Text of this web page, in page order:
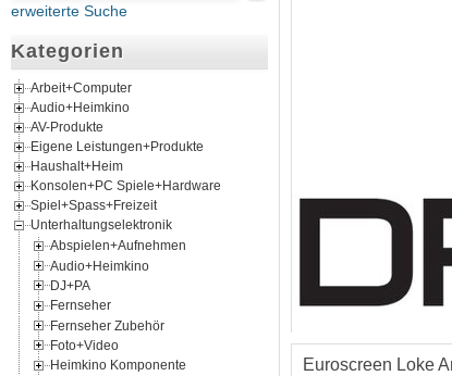
erweiterte Suche
Kategorien
Arbeit+Computer
Audio+Heimkino
AV-Produkte
Eigene Leistungen+Produkte
Haushalt+Heim
Konsolen+PC Spiele+Hardware
Spiel+Spass+Freizeit
Unterhaltungselektronik
Abspielen+Aufnehmen
Audio+Heimkino
DJ+PA
Fernseher
Fernseher Zubehör
Foto+Video
Heimkino Komponente
Euroscreen Loke